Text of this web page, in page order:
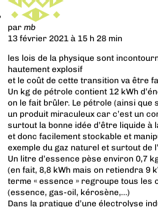
parmb
13 février 2021 à 15 h 28 min
les lois de la physique sont
hautement explosif
et le coût de cette transition va être
Un kg de pétrole contient 12 kWh
on le fait brûler. Le pétrole (ainsi que
un produit miraculeux car c’est un
surtout la bonne idée d’être liquide
et donc facilement stockable et
exemple du gaz naturel et surtout de
Un litre d’essence pèse environ 0,7
(en fait, 8,8 kWh mais on retiendra 9
terme « essence » regroupe tous
(essence, gas-oil, kérosène,…)
Dans la pratique d’une électrolyse